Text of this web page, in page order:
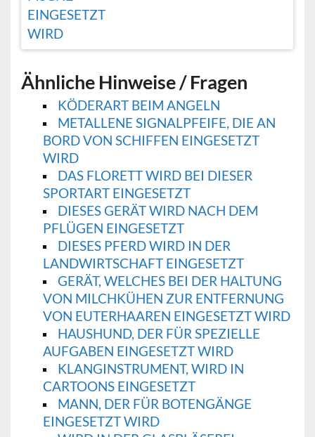
EINGESETZT
WIRD
Ähnliche Hinweise / Fragen
KÖDERART BEIM ANGELN
METALLENE SIGNALPFEIFE, DIE AN
BORD VON SCHIFFEN EINGESETZT
WIRD
DAS FLORETT WIRD BEI DIESER
SPORTART EINGESETZT
DIESES GERÄT WIRD NACH DEM
PFLÜGEN EINGESETZT
DIESES PFERD WIRD IN DER
LANDWIRTSCHAFT EINGESETZT
GERÄT, WELCHES BEI DER HALTUNG
VON MILCHKÜHEN ZUR ENTFERNUNG
VON EUTERHAAREN EINGESETZT WIRD
HAUSHUND, DER FÜR SPEZIELLE
AUFGABEN EINGESETZT WIRD
KLANGINSTRUMENT, WIRD IN
CARTOONS EINGESETZT
MANN, DER FÜR BOTENGÄNGE
EINGESETZT WIRD